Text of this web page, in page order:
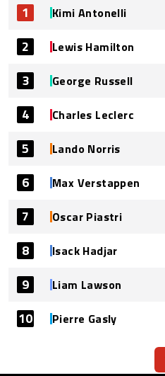
1 Kimi Antonelli
2 Lewis Hamilton
3 George Russell
4 Charles Leclerc
5 Lando Norris
6 Max Verstappen
7 Oscar Piastri
8 Isack Hadjar
9 Liam Lawson
10 Pierre Gasly